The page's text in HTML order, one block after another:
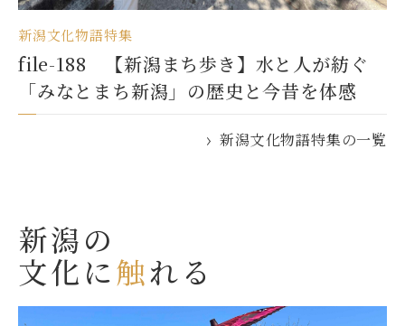
新潟文化物語特集
file-188 【新潟まち歩き】水と人が紡ぐ
「みなとまち新潟」の歴史と今昔を体感
新潟文化物語特集の一覧
新潟の
文化に触れる